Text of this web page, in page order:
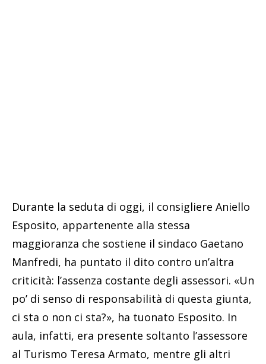
Durante la seduta di oggi, il consigliere Aniello
Esposito, appartenente alla stessa
maggioranza che sostiene il sindaco Gaetano
Manfredi, ha puntato il dito contro un’altra
criticità: l’assenza costante degli assessori. «Un
po’ di senso di responsabilità di questa giunta,
ci sta o non ci sta?», ha tuonato Esposito. In
aula, infatti, era presente soltanto l’assessore
al Turismo Teresa Armato, mentre gli altri